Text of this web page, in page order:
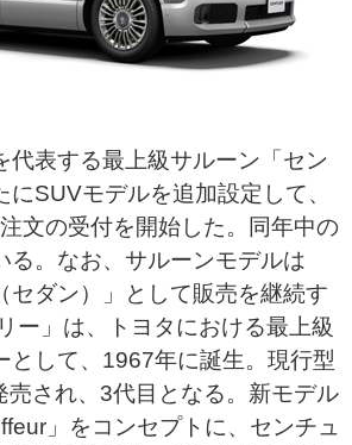
代表する最上級サルーン「セン
にSUVモデルを追加設定して、
文の受付を開始した。同年中の
る。なお、サルーンモデルは
セダン）」として販売を継続す
ー」は、トヨタにおける最上級
として、1967年に誕生。現行型
売され、3代目となる。新モデル
」をコンセプトに、センチュ